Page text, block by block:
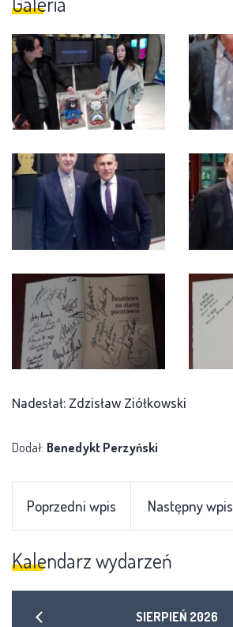
Nadesłał: Zdzisław Ziółkowski
Dodał: Benedykt Perzyński
Poprzedni wpis Następny wpis
Kalendarz wydarzeń
SIERPIEŃ 2026